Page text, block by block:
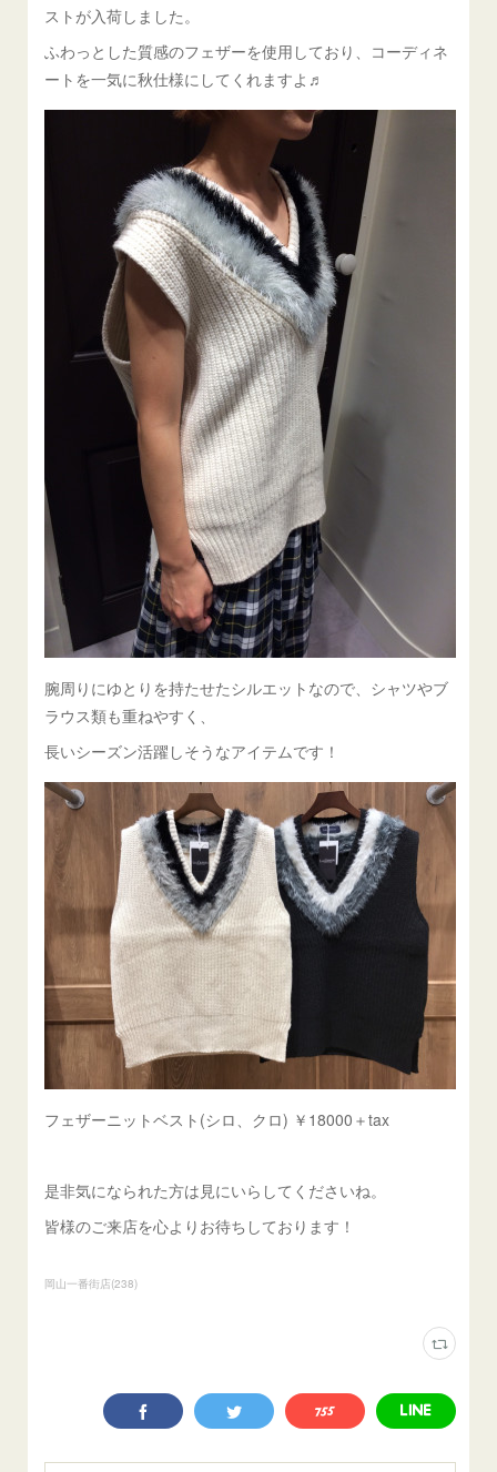
ストが入荷しました。
ふわっとした質感のフェザーを使用しており、コーディネ
ートを一気に秋仕様にしてくれますよ♬
腕周りにゆとりを持たせたシルエットなので、シャツやブ
ラウス類も重ねやすく、
長いシーズン活躍しそうなアイテムです！
フェザーニットベスト(シロ、クロ) ￥18000＋tax
是非気になられた方は見にいらしてくださいね。
皆様のご来店を心よりお待ちしております！
岡山一番街店(238)